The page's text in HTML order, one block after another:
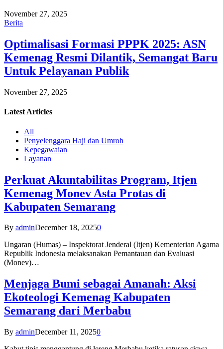
November 27, 2025
Berita
Optimalisasi Formasi PPPK 2025: ASN
Kemenag Resmi Dilantik, Semangat Baru
Untuk Pelayanan Publik
November 27, 2025
Latest Articles
All
Penyelenggara Haji dan Umroh
Kepegawaian
Layanan
Perkuat Akuntabilitas Program, Itjen
Kemenag Monev Asta Protas di
Kabupaten Semarang
By adminDecember 18, 20250
Ungaran (Humas) – Inspektorat Jenderal (Itjen) Kementerian Agama
Republik Indonesia melaksanakan Pemantauan dan Evaluasi
(Monev)…
Menjaga Bumi sebagai Amanah: Aksi
Ekoteologi Kemenag Kabupaten
Semarang dari Merbabu
By adminDecember 11, 20250